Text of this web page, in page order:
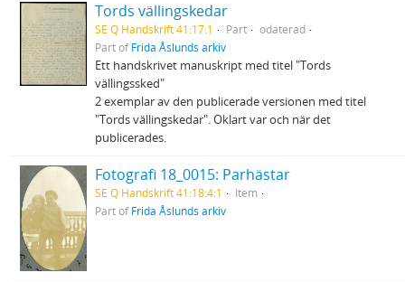
Tords vällingskedar
SE Q Handskrift 41:17:1 Part
odaterad
Part ofFrida Åslunds arkiv
Ett handskrivet manuskript med titel "Tords
vällingssked"
2 exemplar av den publicerade versionen med titel
"Tords vällingskedar". Oklart var och när det
publicerades.
Fotografi 18_0015: Parhästar
SE Q Handskrift 41:18:4:1
Item
Part ofFrida Åslunds arkiv